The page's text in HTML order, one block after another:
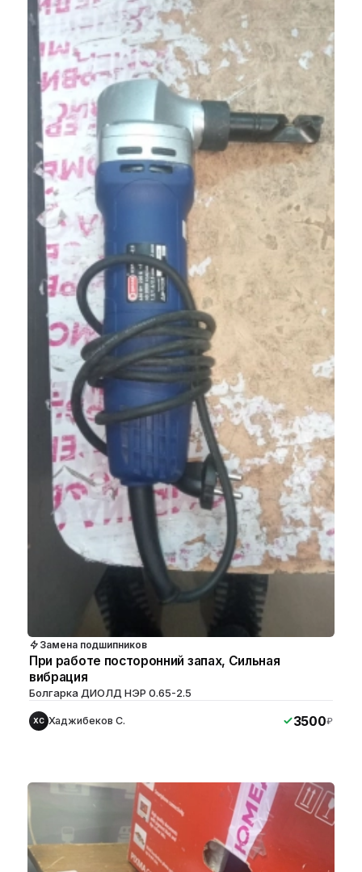
Замена подшипников
При работе посторонний запах, Сильная
вибрация
Болгарка ДИОЛД НЭР 0.65-2.5
ХС Хаджибеков С. 3500₽